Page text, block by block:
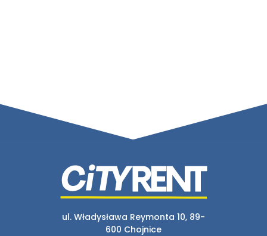
ul. Władysława Reymonta 10, 89-
600 Chojnice